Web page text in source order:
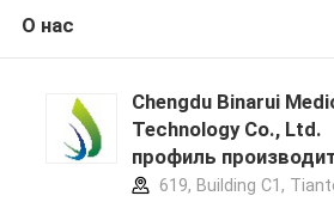
О нас
Chengdu Binarui
Technology Co., Ltd.
профиль
619, Building C1,